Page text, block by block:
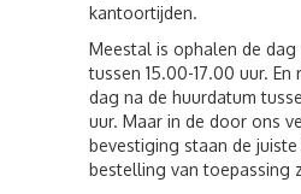
kantoortijden.
Meestal is ophalen de
tussen 15.00-17.00 uur.
dag na de huurdatum
uur. Maar in de door ons
bevestiging staan de
bestelling van toepassing